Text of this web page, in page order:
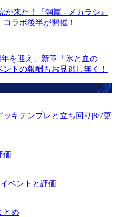
が来た！『鋼嵐 - メカラシ』
ラボ後半が開催！
を迎え、新章「氷と血の
トの報酬もお見逃し無く！
キテンプレと立ち回り|8/7更
価
ベントと評価
とめ